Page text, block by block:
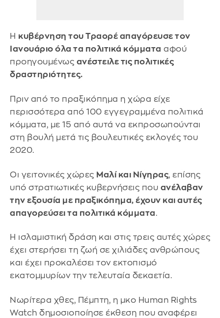
Η κυβέρνηση του Τραορέ απαγόρευσε τον
Ιανουάριο όλα τα πολιτικά κόμματα αφού
προηγουμένως ανέστειλε τις πολιτικές
δραστηριότητες.
Πριν από το πραξικόπημα η χώρα είχε
περισσότερα από 100 εγγεγραμμένα πολιτικά
κόμματα, με 15 από αυτά να εκπροσωπούνται
στη βουλή μετά τις βουλευτικές εκλογές του
2020.
Οι γειτονικές χώρες Μαλί και Νίγηρας, επίσης
υπό στρατιωτικές κυβερνήσεις που ανέλαβαν
την εξουσία με πραξικόπημα, έχουν και αυτές
απαγορεύσει τα πολιτικά κόμματα.
Η ισλαμιστική δράση και στις τρεις αυτές χώρες
έχει στερήσει τη ζωή σε χιλιάδες ανθρώπους
και έχει προκαλέσει τον εκτοπισμό
εκατομμυρίων την τελευταία δεκαετία.
Νωρίτερα χθες, Πέμπτη, η μκο Human Rights
Watch δημοσιοποίησε έκθεση που αναφέρει